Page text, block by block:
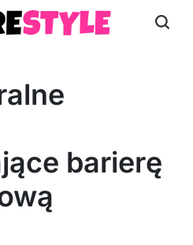
barierę